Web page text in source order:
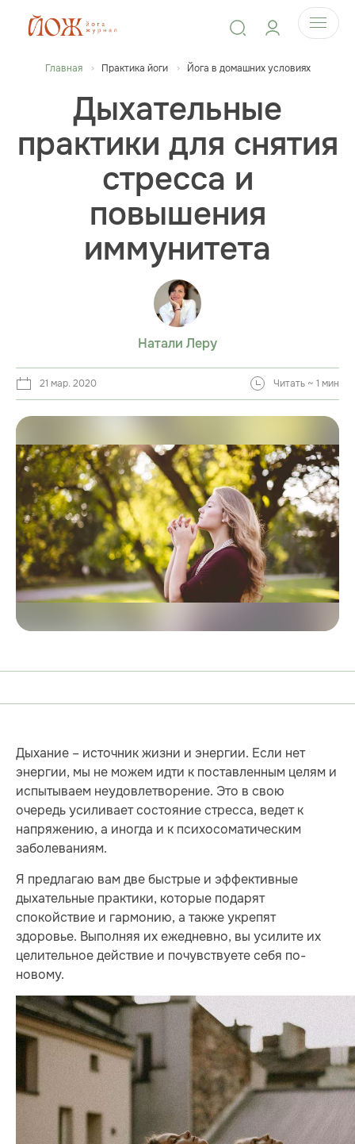
Главная Практика йоги Йога в домашних условиях
Дыхательные
практики для снятия
стресса и
повышения
иммунитета
Натали Леру
21 мар. 2020 Читать ~ 1 мин
Дыхание – источник жизни и энергии. Если нет
энергии, мы не можем идти к поставленным целям и
испытываем неудовлетворение. Это в свою
очередь усиливает состояние стресса, ведет к
напряжению, а иногда и к психосоматическим
заболеваниям.
Я предлагаю вам две быстрые и эффективные
дыхательные практики, которые подарят
спокойствие и гармонию, а также укрепят
здоровье. Выполняя их ежедневно, вы усилите их
целительное действие и почувствуете себя по-
новому.